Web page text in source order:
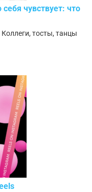
чувствует: что
тосты, танцы